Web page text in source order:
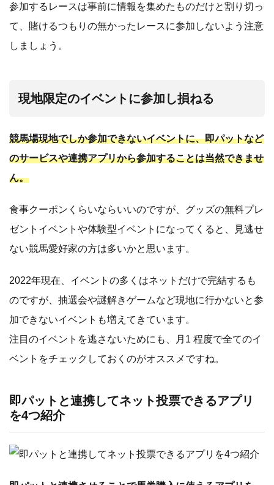
参加するレースは事前に情報を集めたものだけと割り切っ
て、賭けるつもりの無かったレースに参加しないよう注意
しましょう。
現地限定のイベントに参加し損ねる
競馬場現地でしか参加できないイベントに、即パットなど
のサービスや連携アプリから参加することは当然できませ
ん。
食事クーポンくらいならいいのですが、グッズの無料プレ
ゼントイベントや体験型イベントになってくると、見逃せ
ない競馬愛好家の方は多いかと思います。
2022年現在、イベントの多くはネットだけで完結するも
のですが、抽選会や謎解きゲームなど現地に行かないと参
加できないイベントも増えてきています。
注目のイベントを逃さないためにも、月1 程度で全てのイ
ベントをチェックしておくのがオススメですね。
即パットと連携してネット投票できるアプリ
を4つ紹介